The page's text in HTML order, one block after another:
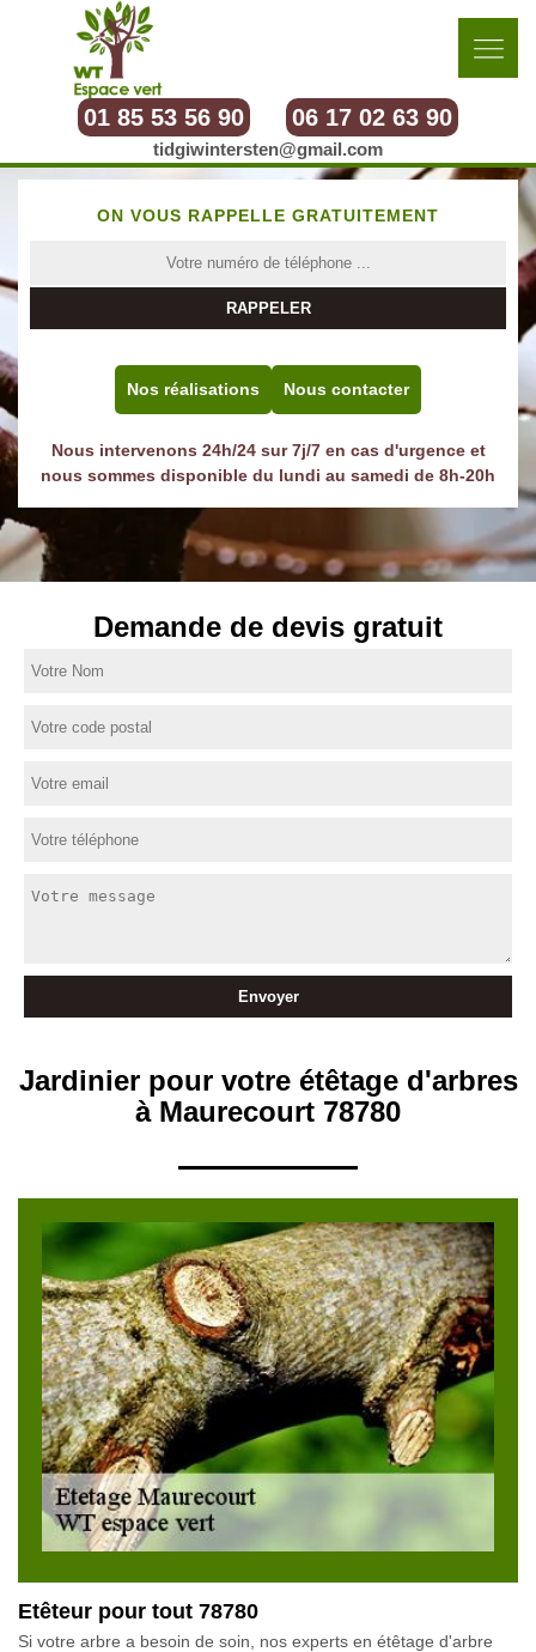
01 85 53 56 90 06 17 02 63 90
tidgiwintersten@gmail.com
ON VOUS RAPPELLE GRATUITEMENT
Nos réalisations Nous contacter
Nous intervenons 24h/24 sur 7j/7 en cas d'urgence et
nous sommes disponible du lundi au samedi de 8h-20h
Demande de devis gratuit
Jardinier pour votre étêtage d'arbres
à Maurecourt 78780
Etêteur pour tout 78780
Si votre arbre a besoin de soin, nos experts en étêtage d'arbre